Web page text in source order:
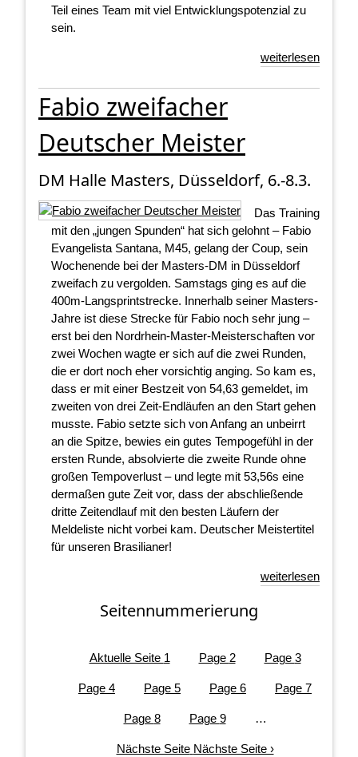
Teil eines Team mit viel Entwicklungspotenzial zu
sein.
weiterlesen
Fabio zweifacher
Deutscher Meister
DM Halle Masters, Düsseldorf, 6.-8.3.
Das Training
mit den „jungen Spunden“ hat sich gelohnt – Fabio
Evangelista Santana, M45, gelang der Coup, sein
Wochenende bei der Masters-DM in Düsseldorf
zweifach zu vergolden. Samstags ging es auf die
400m-Langsprintstrecke. Innerhalb seiner Masters-
Jahre ist diese Strecke für Fabio noch sehr jung –
erst bei den Nordrhein-Master-Meisterschaften vor
zwei Wochen wagte er sich auf die zwei Runden,
die er dort noch eher vorsichtig anging. So kam es,
dass er mit einer Bestzeit von 54,63 gemeldet, im
zweiten von drei Zeit-Endläufen an den Start gehen
musste. Fabio setzte sich von Anfang an unbeirrt
an die Spitze, bewies ein gutes Tempogefühl in der
ersten Runde, absolvierte die zweite Runde ohne
großen Tempoverlust – und legte mit 53,56s eine
dermaßen gute Zeit vor, dass der abschließende
dritte Zeitendlauf mit den besten Läufern der
Meldeliste nicht vorbei kam. Deutscher Meistertitel
für unseren Brasilianer!
weiterlesen
Seitennummerierung
Aktuelle Seite 1 Page 2 Page 3
Page 4 Page 5 Page 6 Page 7
Page 8 Page 9 …
Nächste Seite Nächste Seite ›